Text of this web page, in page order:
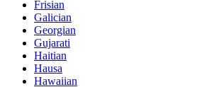
Frisian
Galician
Georgian
Gujarati
Haitian
Hausa
Hawaiian